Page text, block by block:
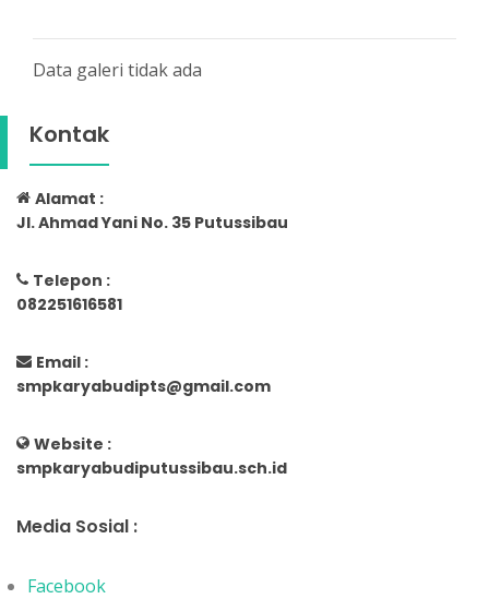
Data galeri tidak ada
Kontak
Alamat :
Jl. Ahmad Yani No. 35 Putussibau
Telepon :
082251616581
Email :
smpkaryabudipts@gmail.com
Website :
smpkaryabudiputussibau.sch.id
Media Sosial :
Facebook